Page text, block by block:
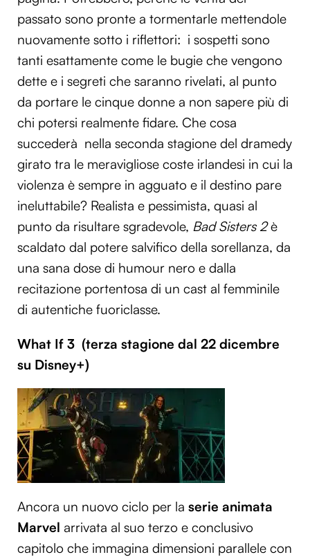
Utilizziamo i cookie per personalizzare contenuti ed
annunci, per fornire funzionalità dei social media e per
analizzare il nostro traffico. Condividiamo inoltre
informazioni sul modo in cui utilizzi il nostro sito con i
nostri partner che si occupano di analisi dei dati web,
pubblicità e social media, i quali potrebbero combinarle
con altre informazioni che hai fornito loro o che hanno
raccolto dal tuo utilizzo dei loro servizi.
passato sono pronte a tormentarle mettendole
nuovamente sotto i riflettori: i sospetti sono
tanti esattamente come le bugie che vengono
dette e i segreti che saranno rivelati, al punto
da portare le cinque donne a non sapere più di
chi potersi realmente fidare. Che cosa
succederà nella seconda stagione del dramedy
girato tra le meravigliose coste irlandesi in cui la
violenza è sempre in agguato e il destino pare
ineluttabile? Realista e pessimista, quasi al
punto da risultare sgradevole, Bad Sisters 2è
scaldato dal potere salvifico della sorellanza, da
una sana dose di humour nero e dalla
recitazione portentosa di un cast al femminile
di autentiche fuoriclasse.
What If 3 (terza stagione dal 22 dicembre
su Disney+)
Ancora un nuovo ciclo per la serie animata
Marvel arrivata al suo terzo e conclusivo
capitolo che immagina dimensioni parallele con